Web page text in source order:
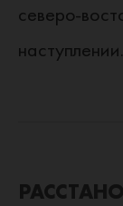
северо-
наступлении.